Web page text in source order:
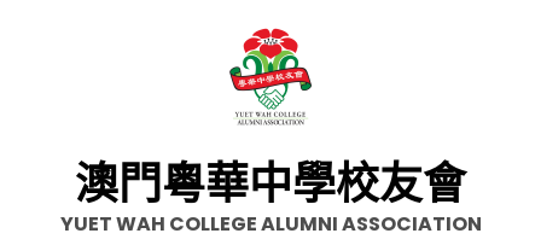
澳門粵華中學校友會
YUET WAH COLLEGE ALUMNI ASSOCIATION